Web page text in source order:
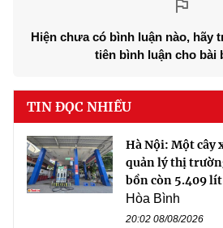
Hiện chưa có bình luận nào, hãy
tiên bình luận cho bài
TIN ĐỌC NHIỀU
Hà Nội: Một cây
quản lý thị
bồn còn 5.409 lít
Hòa Bình
20:02 08/08/2026